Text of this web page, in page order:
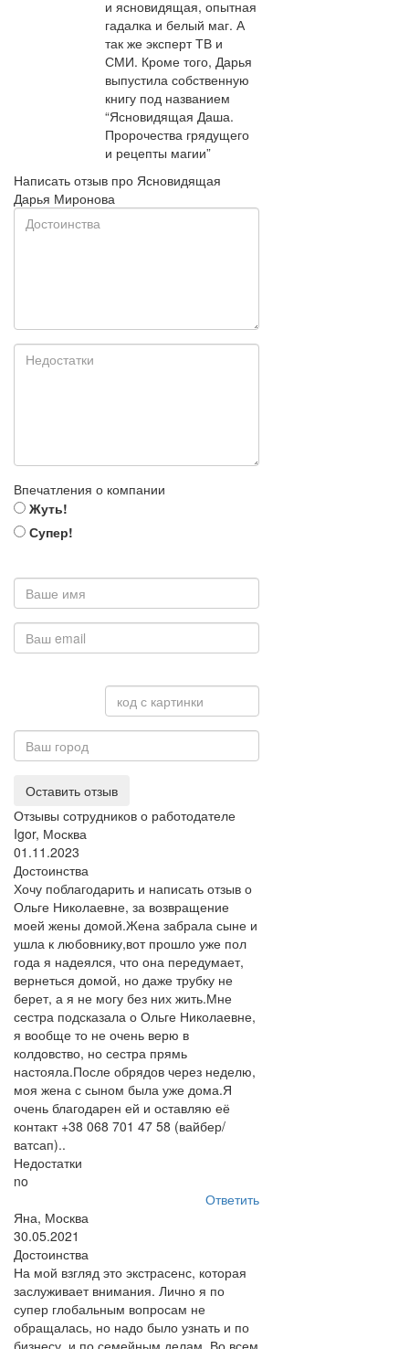
и ясновидящая, опытная
гадалка и белый маг. А
так же эксперт ТВ и
СМИ. Кроме того, Дарья
выпустила собственную
книгу под названием
“Ясновидящая Даша.
Пророчества грядущего
и рецепты магии”
Написать отзыв про Ясновидящая
Дарья Миронова
Впечатления о компании
Жуть!
Супер!
Оставить отзыв
Отзывы сотрудников о работодателе
Igor, Москва
01.11.2023
Достоинства
Хочу поблагодарить и написать отзыв о
Ольге Николаевне, за возвращение
моей жены домой.Жена забрала сыне и
ушла к любовнику,вот прошло уже пол
года я надеялся, что она передумает,
вернеться домой, но даже трубку не
берет, а я не могу без них жить.Мне
сестра подсказала о Ольге Николаевне,
я вообще то не очень верю в
колдовство, но сестра прямь
настояла.После обрядов через неделю,
моя жена с сыном была уже дома.Я
очень благодарен ей и оставляю её
контакт +38 068 701 47 58 (вайбер/
ватсап)..
Недостатки
no
Ответить
Яна, Москва
30.05.2021
Достоинства
На мой взгляд это экстрасенс, которая
заслуживает внимания. Лично я по
супер глобальным вопросам не
обращалась, но надо было узнать и по
бизнесу, и по семейным делам. Во всем